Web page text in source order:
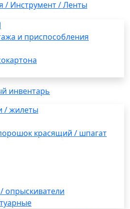
/ Инструмент / Ленты
и приспособления
инвентарь
/ жилеты
красящий / шпагат
опрыскиватели